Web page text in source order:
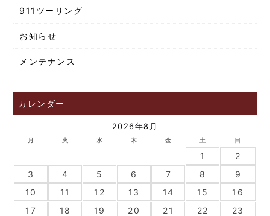
911ツーリング
お知らせ
メンテナンス
カレンダー
2026年8月
月 火 水 木 金 土 日
1
2
3
4 5 6 7 8
9
10
11 12 13 14 15
16
17
18 19 20 21 22
23